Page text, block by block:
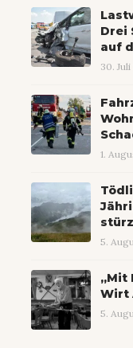
Drei
auf
30.
1.
5.
„Mit
Wirt
5.